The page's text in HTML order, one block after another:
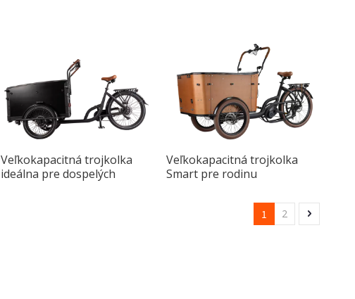
Veľkokapacitná trojkolka
ideálna pre dospelých
Veľkokapacitná trojkolka
Smart pre rodinu
1 2